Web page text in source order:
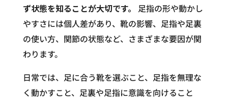
ず状態を知ることが大切です。
足指の形や動かし
やすさには個人差があり、靴の影響、足指や足裏
の使い方、関節の状態など、さまざまな要因が関
わります。
日常では、足に合う靴を選ぶこと、足指を無理な
く動かすこと、足裏や足指に意識を向けること